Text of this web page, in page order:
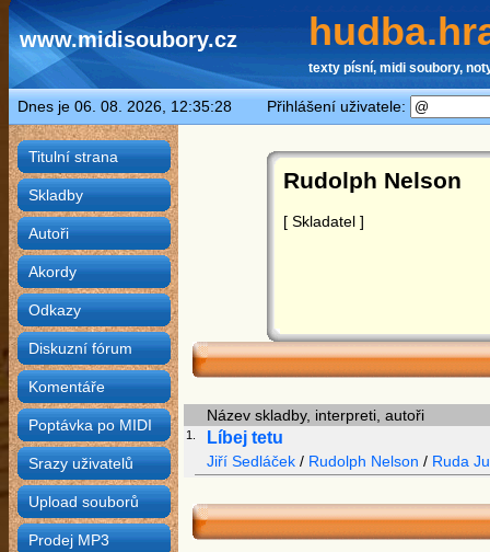
www.midisoubory.cz
texty písní, midi soubory,
Dnes je 06. 08. 2026, 12:35:28 Přihlášení uživatele:
Titulní strana
Skladby
Autoři
Akordy
Odkazy
Diskuzní fórum
Komentáře
Poptávka po MIDI
Srazy uživatelů
Upload souborů
Prodej MP3
Rudolph Nelson
[ Skladatel ]
Název skladby, interpreti, autoři
1. Líbej tetu
Jiří Sedláček / Rudolph Nelson / Ruda